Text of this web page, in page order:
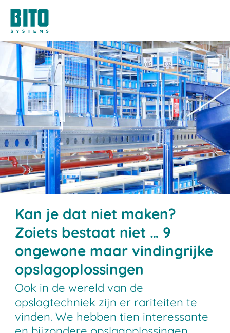
Kan je dat niet maken?
Zoiets bestaat niet … 9
ongewone maar vindingrijke
opslagoplossingen
Ook in de wereld van de
opslagtechniek zijn er rariteiten te
vinden. We hebben tien interessante